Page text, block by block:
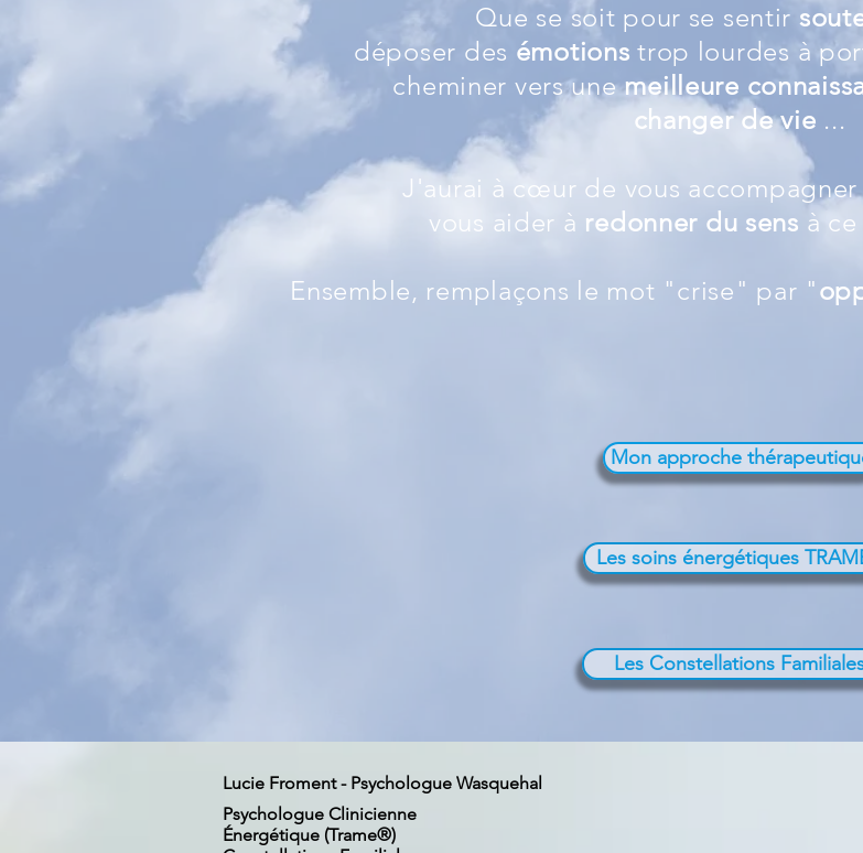
Que se soit pour se sentir
déposer des émotions trop lourdes à
cheminer vers unemeilleure
changer de vie ...
J'aurai à cœur de vous
vous aider à redonner du sens à
Ensemble, remplaçons le mot "crise" par "
Mon approche
Les soins énergétiques
Les Constellations
Lucie Froment - Psychologue Wasquehal
Psychologue Clinicienne
Énergétique (Trame®)